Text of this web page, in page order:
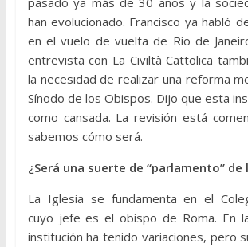
han evolucionado. Francisco ya habló
en el vuelo de vuelta de Río de
entrevista con La Civiltà Cattolica
la necesidad de realizar una reforma
Sínodo de los Obispos. Dijo que esta
como cansada. La revisión está
sabemos cómo será.
¿Será una suerte de “parlamento” de
La Iglesia se fundamenta en el
cuyo jefe es el obispo de Roma. En
institución ha tenido variaciones, pero